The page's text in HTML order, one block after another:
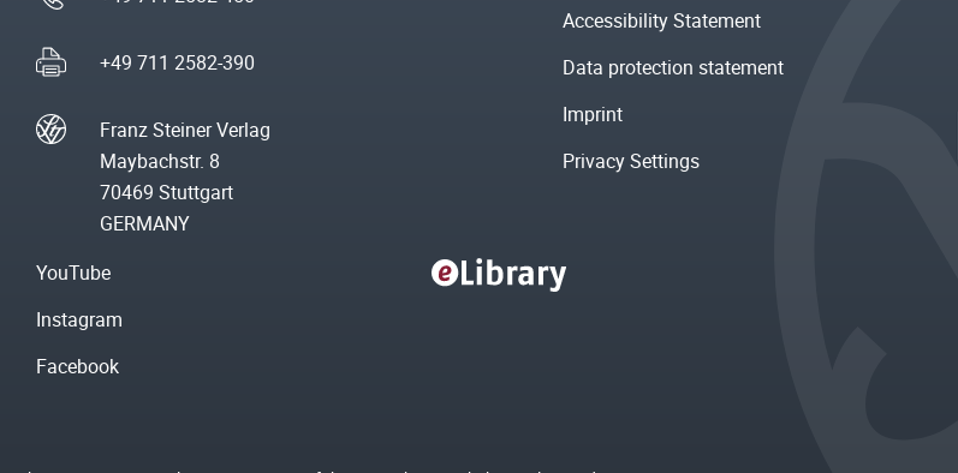
+49 711 2582-390
Franz Steiner Verlag
Maybachstr. 8
70469 Stuttgart
GERMANY
Accessibility Statement
Data protection statement
Imprint
Privacy Settings
YouTube
Instagram
Facebook